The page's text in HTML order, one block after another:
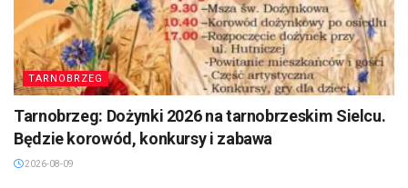
TARNOBRZEG
Tarnobrzeg: Dożynki 2026 na tarnobrzeskim Sielcu.
Będzie korowód, konkursy i zabawa
2026-08-09